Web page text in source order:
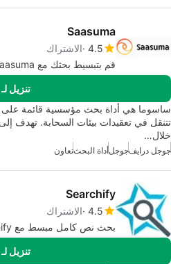
Saasuma
4.5 الاشتراك
قم بتبسيط بحثك مع Saasuma
تنزيل لـ
ساسوما هي أداة بحث مؤسسية قائمة على
تتنقل في تعقيدات بيئات السحابة. تهدف
خلال…
جوجل درايفجوجلأداة البحثتعاون
Searchify
4.5 الاشتراك
بحث نص كامل مبسط مع Searchify
تنزيل لـ